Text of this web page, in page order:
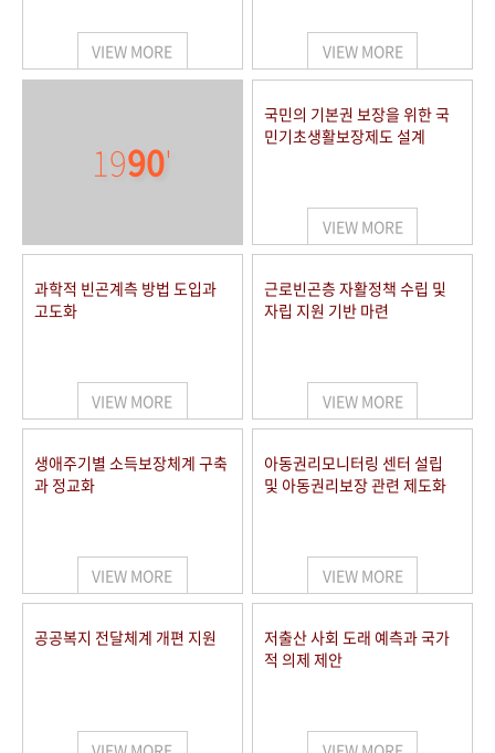
VIEW MORE VIEW MORE
1990'
국민의 기본권 보장을 위한 국
민기초생활보장제도 설계
VIEW MORE
과학적 빈곤계측 방법 도입과
고도화
VIEW MORE
근로빈곤층 자활정책 수립 및
자립 지원 기반 마련
VIEW MORE
생애주기별 소득보장체계 구축
과 정교화
VIEW MORE
아동권리모니터링 센터 설립
및 아동권리보장 관련 제도화
VIEW MORE
공공복지 전달체계 개편 지원
저출산 사회 도래 예측과 국가
적 의제 제안